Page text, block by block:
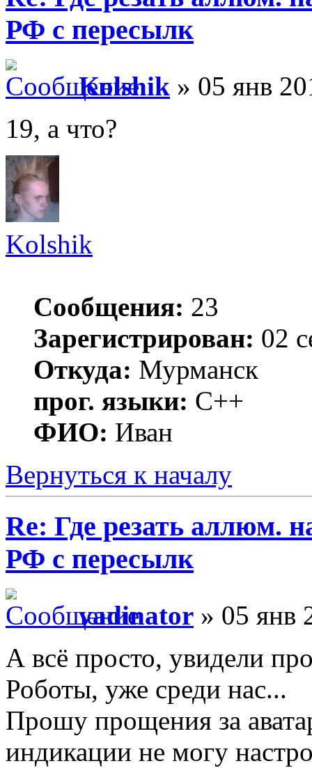
РФ с пересылк
Kolshik » 05 янв
19, а что?
Kolshik
Сообщения: 23
Зарегистрирован: 02
Откуда: Мурманск
прог. языки: C++
ФИО: Иван
Вернуться к началу
Re: Где резать аллюм.
РФ с пересылк
vadinator » 05 янв
А всё просто, увидели
Роботы, уже среди нас...
Прошу прощения за
индикации не могу